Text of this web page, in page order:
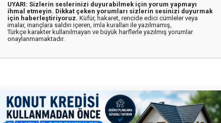
UYARI: Sizlerin seslerinizi duyurabilmek için yorum yapmayı
ihmal etmeyin. Dikkat çeken yorumları sizlerin sesinizi duyurmak
için haberleştiriyoruz. Küfür, hakaret, rencide edici cümleler veya
imalar, inançlara saldırı içeren, imla kuralları ile yazılmamış,
Türkçe karakter kullanılmayan ve büyük harflerle yazılmış yorumlar
onaylanmamaktadır.